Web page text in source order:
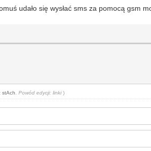
udało się wysłać sms za pomocą gsm
stAch Powód edycji: linki )